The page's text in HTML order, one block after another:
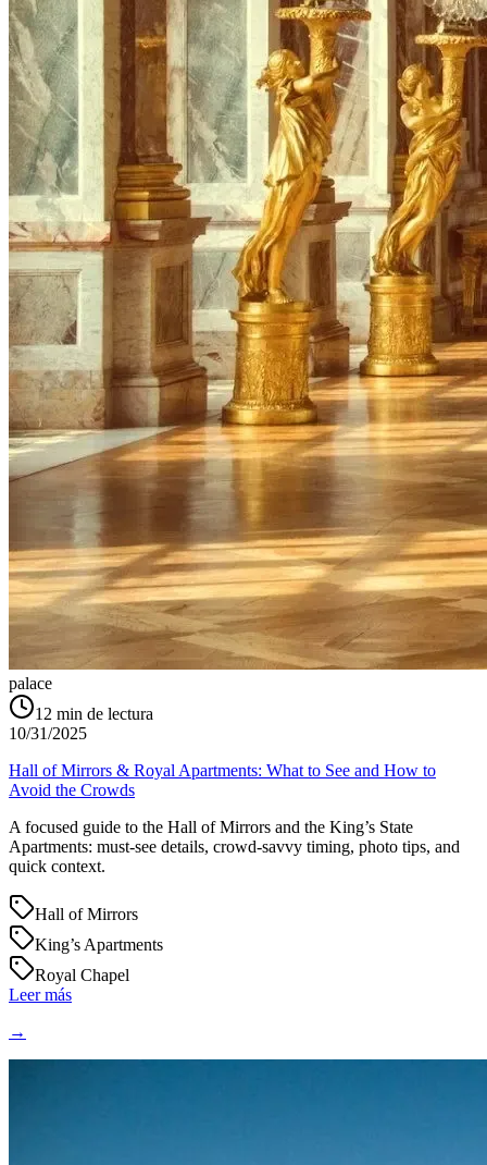
palace
12 min de lectura
10/31/2025
Hall of Mirrors & Royal Apartments: What to See and How to
Avoid the Crowds
A focused guide to the Hall of Mirrors and the King’s State
Apartments: must‑see details, crowd‑savvy timing, photo tips, and
quick context.
Hall of Mirrors
King’s Apartments
Royal Chapel
Leer más
→